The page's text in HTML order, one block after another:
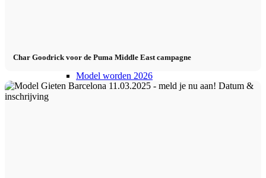
Model worden 2026
Char Goodrick voor de Puma Middle East campagne